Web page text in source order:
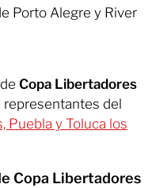
Porto Alegre y River
Copa Libertadores
representantes del
Puebla y Toluca los
Copa Libertadores